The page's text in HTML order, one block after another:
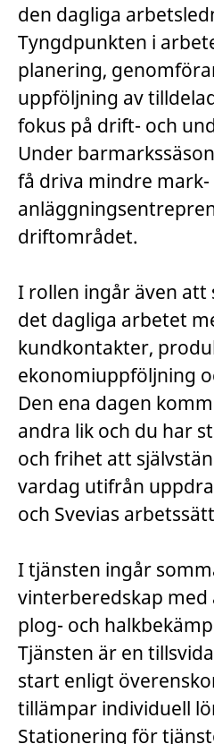
den dagliga
Tyngdpunkten i
planering,
uppföljning av
fokus på drift- och
Under
få driva mindre mark-
driftområdet.
I rollen ingår även
det dagliga arbetet
kundkontakter,
ekonomiuppföljning
Den ena dagen
andra lik och du har
och frihet att
vardag utifrån
och Svevias
I tjänsten ingår
vinterberedskap med
plog- och
Tjänsten är en
start enligt
tillämpar individuell
Stationering för